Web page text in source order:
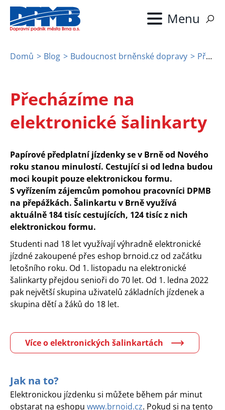
Přejít
hlavnímu
navigace
Domů Blog Budoucnost brněnské dopravy Přecházíme na elektronické šalinkarty
Přecházíme na
elektronické šalinkarty
Papírové předplatní jízdenky se v Brně od Nového
roku stanou minulostí. Cestující si od ledna budou
moci koupit pouze elektronickou formu.
S vyřízením zájemcům pomohou pracovníci DPMB
na přepážkách. Šalinkartu v Brně využívá
aktuálně 184 tisíc cestujících, 124 tisíc z nich
elektronickou formu.
Studenti nad 18 let využívají výhradně elektronické
jízdné zakoupené přes eshop brnoid.cz od začátku
letošního roku. Od 1. listopadu na elektronické
šalinkarty přejdou senioři do 70 let. Od 1. ledna 2022
pak největší skupina uživatelů základních jízdenek a
skupina dětí a žáků do 18 let.
Více o elektronických šalinkartách
Jak na to?
Elektronickou jízdenku si můžete během pár minut
obstarat na eshopu www.brnoid.cz. Pokud si na tento